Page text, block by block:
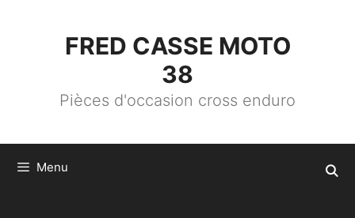
FRED CASSE MOTO
38
Pièces d'occasion cross enduro
Menu